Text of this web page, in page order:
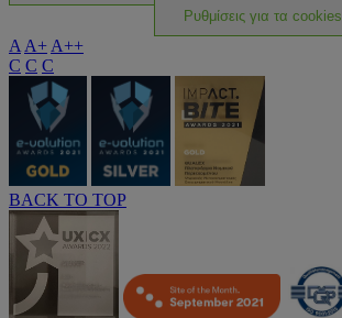
Ρυθμίσεις για τα cookies
A A+ A++
C C C
BACK TO TOP